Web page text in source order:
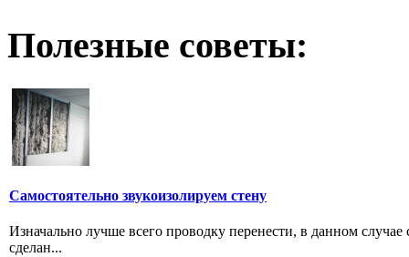
Полезные советы:
Самостоятельно звукоизолируем стену
Изначально лучше всего проводку перенести, в данном
сделан...